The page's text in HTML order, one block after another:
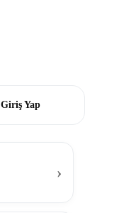
Giriş Yap